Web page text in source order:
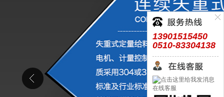
13901515450
0510-83304138
在线客服